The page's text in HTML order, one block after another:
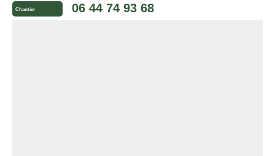
Chantier 06 44 74 93 68